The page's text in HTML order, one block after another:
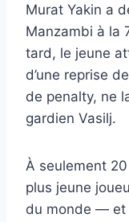
Murat Yakin a
Manzambi à la
tard, le jeune
d’une reprise
de penalty, ne
gardien Vasilj.
À seulement
plus jeune
du monde — et